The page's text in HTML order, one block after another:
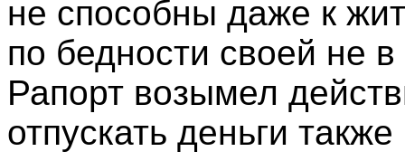
не способны даже к
по бедности своей не
Рапорт возымел
отпускать деньги